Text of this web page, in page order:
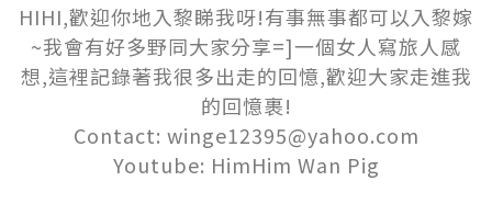
HIHI,歡迎你地入黎睇我呀!有事無事都可以入黎嫁
~我會有好多野同大家分享=]一個女人寫旅人感
想,這裡記錄著我很多出走的回憶,歡迎大家走進我
的回憶裹!
Contact: winge12395@yahoo.com
Youtube: HimHim Wan Pig